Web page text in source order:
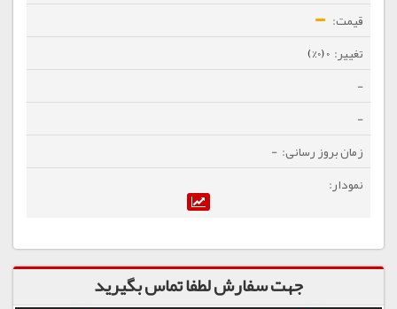
0 (0%)
-
-
-
جهت سفارش لطفا تماس بگیرید